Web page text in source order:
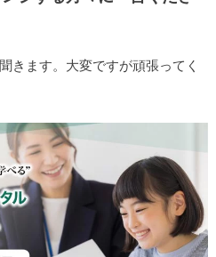
きます。大変ですが頑張ってく